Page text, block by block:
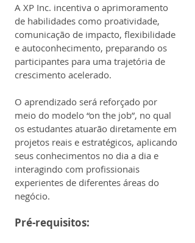
A XP Inc. incentiva o aprimoramento
de habilidades como proatividade,
comunicação de impacto, flexibilidade
e autoconhecimento, preparando os
participantes para uma trajetória de
crescimento acelerado.
O aprendizado será reforçado por
meio do modelo “on the job”, no qual
os estudantes atuarão diretamente em
projetos reais e estratégicos, aplicando
seus conhecimentos no dia a dia e
interagindo com profissionais
experientes de diferentes áreas do
negócio.
Pré-requisitos: